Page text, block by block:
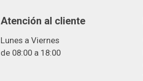
Atención al cliente
Lunes a Viernes
de 08:00 a 18:00